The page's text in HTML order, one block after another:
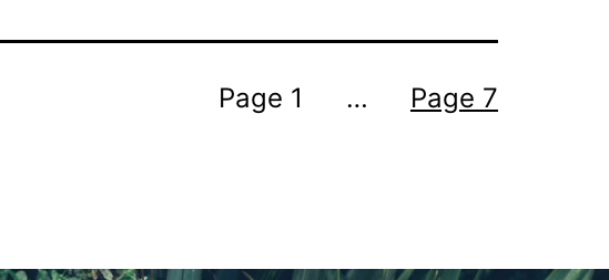
Page 1 … Page 7